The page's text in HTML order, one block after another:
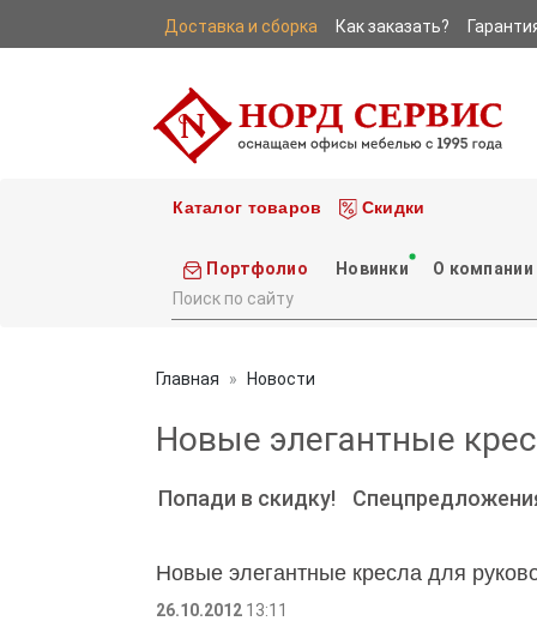
Доставка и сборка Как заказать?
Каталог товаров Скидки
Портфолио Новинки О компании
Главная Новости
Новые элегантные
Попади в скидку!
Новые элегантные кресла для
26.10.2012 13:11